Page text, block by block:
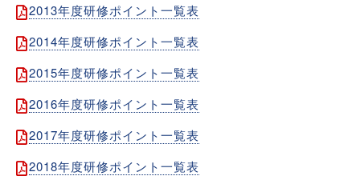
2013年度研修ポイント一覧表
2014年度研修ポイント一覧表
2015年度研修ポイント一覧表
2016年度研修ポイント一覧表
2017年度研修ポイント一覧表
2018年度研修ポイント一覧表